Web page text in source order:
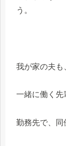
う。
我が家の夫も
一緒に働く先
勤務先で、同